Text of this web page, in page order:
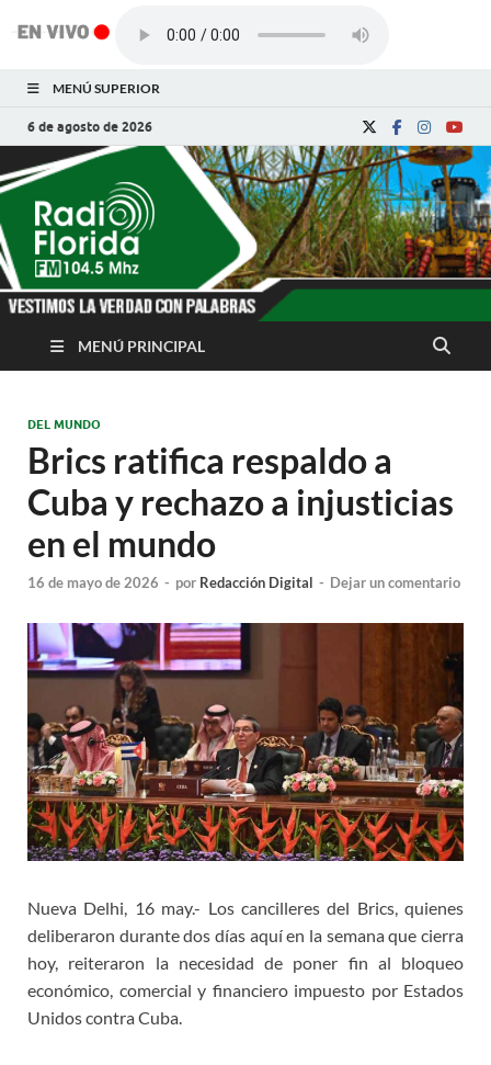
MENÚ SUPERIOR
6 de agosto de 2026
Radio Florida de
Cuba
Noticias y Actualidades de Florida, Camagüey,
MENÚ PRINCIPAL
DEL MUNDO
Brics ratifica respaldo a
Cuba y rechazo a injusticias
en el mundo
16 de mayo de 2026 - por Redacción Digital - Dejar un comentario
Nueva Delhi, 16 may.- Los cancilleres del Brics, quienes
deliberaron durante dos días aquí en la semana que cierra
hoy, reiteraron la necesidad de poner fin al bloqueo
económico, comercial y financiero impuesto por Estados
Unidos contra Cuba.